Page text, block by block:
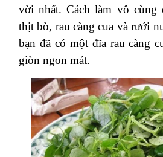
vời nhất. Cách làm vô cùng
thịt bò, rau càng cua và rưới
bạn đã có một đĩa rau càng
giòn ngon mát.